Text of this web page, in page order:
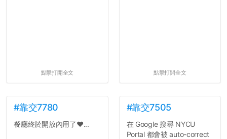
點擊打開全文 點擊打開全文
#靠交7780
餐廳終於開放內用了❤️...
#靠交7505
在 Google 搜尋 NYCU
Portal 都會被 auto-correct